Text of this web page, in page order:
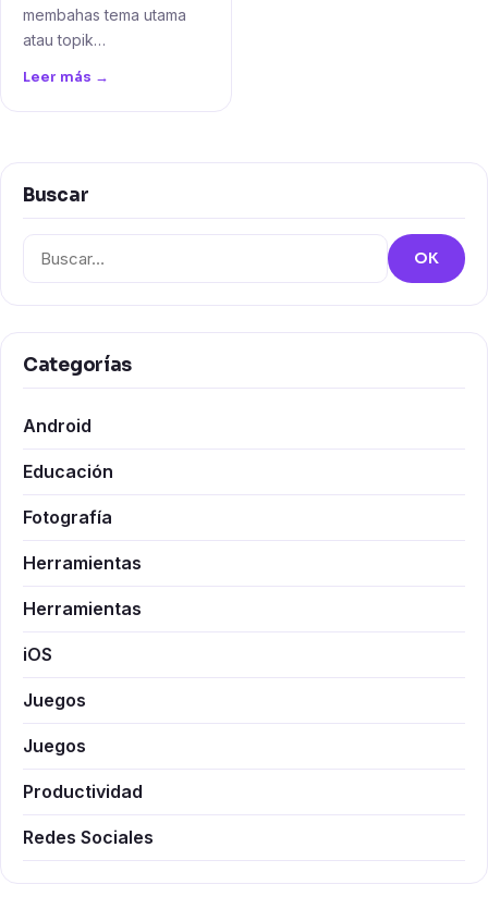
membahas tema utama
atau topik…
Leer más →
Buscar
Buscar:
OK
Categorías
Android
Educación
Fotografía
Herramientas
Herramientas
iOS
Juegos
Juegos
Productividad
Redes Sociales